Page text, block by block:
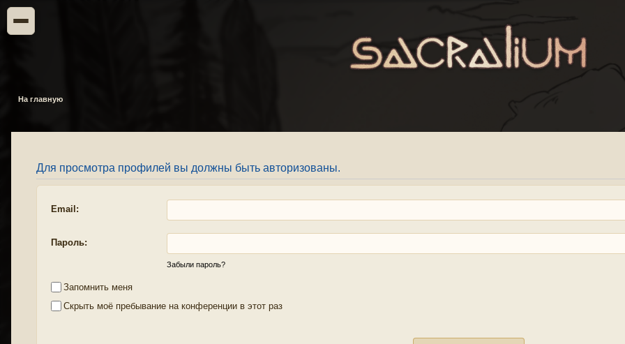
На главную
Для просмотра профилей вы должны быть авторизованы.
Email:
Пароль:
Забыли пароль?
Запомнить меня
Скрыть моё пребывание на конференции в этот раз